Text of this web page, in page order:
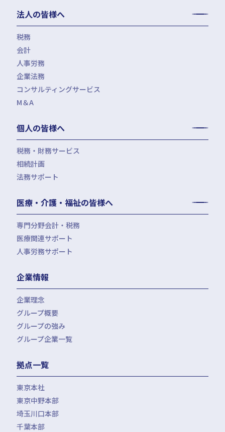
法人の皆様へ
税務
月次決算・税務顧問・税務申告書作成
税務調査対応（会計・税務）
税務セカンドオピニオン
組織再編税制・国際税務
四半期決算サポート
会計
BPO・会計アウトソーシング
会社設立（スタートアップサポート）・クラウド会計導入
決算開示書類（有報・短信等）作成・IFRS対応サポート
人事労務
人事労務アウトソーシング（給与計算・社会保険手続）
労使トラブル対応
労務デューデリジェンス・労務コンプライアンス調査
企業法務
企業法務・法務顧問・事業再生・債権回収
コンサルティングサービス
FAS（財務デューデリジェンス・株価算定・PPA）
IPOコンサルティング
企業再編コンサルティング
補助金・助成金申請・建設許認可等
公益法人会計サービス
M＆A
個人の皆様へ
税務・財務サービス
相続税申告・贈与税申告
所得税確定申告
資産管理会社設立
相続計画
遺言書作成・家族信託・後見人
法務サポート
医療・介護・福祉の皆様へ
専門分野会計・税務
会計・税務（医科）
会計・税務（歯科）
会計・税務（社会福祉法人）
会計・税務（保育）
会計・税務（公益法人）
医療関連サポート
開業サポート
医療経営サポート
クリニック承継サポート
人事労務サポート
企業情報
企業理念
グループ概要
グループの強み
グループ企業一覧
拠点一覧
東京本社
東京中野本部
埼玉川口本部
千葉本部